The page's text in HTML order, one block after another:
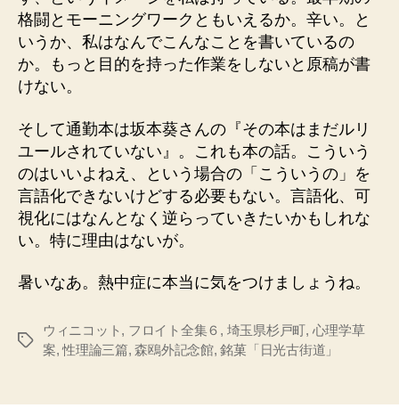
格闘とモーニングワークともいえるか。辛い。と
いうか、私はなんでこんなことを書いているの
か。もっと目的を持った作業をしないと原稿が書
けない。
そして通勤本は坂本葵さんの『その本はまだルリ
ユールされていない』。これも本の話。こういう
のはいいよねえ、という場合の「こういうの」を
言語化できないけどする必要もない。言語化、可
視化にはなんとなく逆らっていきたいかもしれな
い。特に理由はないが。
暑いなあ。熱中症に本当に気をつけましょうね。
タ
ウィニコット , フロイト全集６ , 埼玉県杉戸町, 心理学草
案,性理論三篇,森鴎外記念館,銘菓「日光古街道」